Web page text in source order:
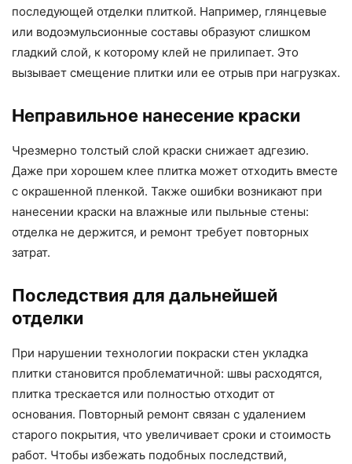
последующей отделки плиткой. Например, глянцевые
или водоэмульсионные составы образуют слишком
гладкий слой, к которому клей не прилипает. Это
вызывает смещение плитки или ее отрыв при нагрузках.
Неправильное нанесение краски
Чрезмерно толстый слой краски снижает адгезию.
Даже при хорошем клее плитка может отходить вместе
с окрашенной пленкой. Также ошибки возникают при
нанесении краски на влажные или пыльные стены:
отделка не держится, и ремонт требует повторных
затрат.
Последствия для дальнейшей
отделки
При нарушении технологии покраски стен укладка
плитки становится проблематичной: швы расходятся,
плитка трескается или полностью отходит от
основания. Повторный ремонт связан с удалением
старого покрытия, что увеличивает сроки и стоимость
работ. Чтобы избежать подобных последствий,